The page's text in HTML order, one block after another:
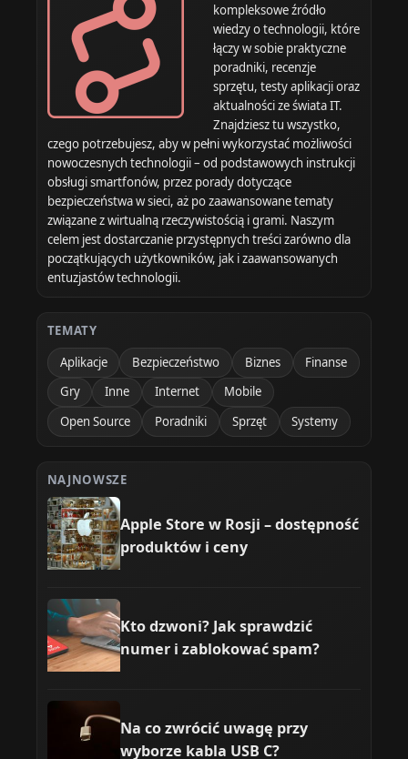
kompleksowe źródło
wiedzy o technologii, które
łączy w sobie praktyczne
poradniki, recenzje
sprzętu, testy aplikacji oraz
aktualności ze świata IT.
Znajdziesz tu wszystko,
czego potrzebujesz, aby w pełni wykorzystać możliwości
nowoczesnych technologii – od podstawowych instrukcji
obsługi smartfonów, przez porady dotyczące
bezpieczeństwa w sieci, aż po zaawansowane tematy
związane z wirtualną rzeczywistością i grami. Naszym
celem jest dostarczanie przystępnych treści zarówno dla
początkujących użytkowników, jak i zaawansowanych
entuzjastów technologii.
TEMATY
Aplikacje
Bezpieczeństwo Biznes
Finanse
Gry
Inne Internet
Mobile
Open Source
Poradniki Sprzęt Systemy
NAJNOWSZE
Apple Store w Rosji – dostępność
produktów i ceny
Kto dzwoni? Jak sprawdzić
numer i zablokować spam?
Na co zwrócić uwagę przy
wyborze kabla USB C?